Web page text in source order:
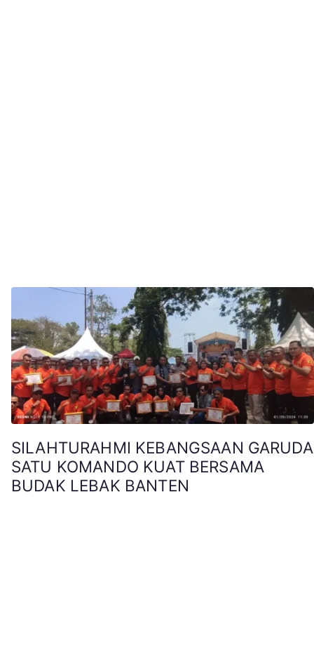
SILAHTURAHMI KEBANGSAAN GARUDA
SATU KOMANDO KUAT BERSAMA
BUDAK LEBAK BANTEN